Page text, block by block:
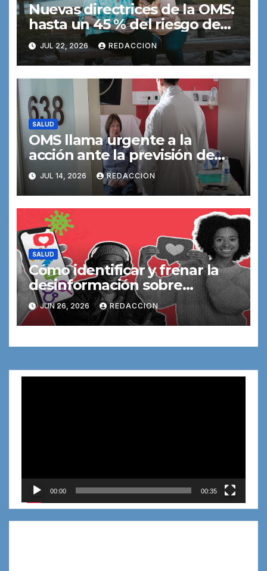
Nuevas directrices de la OMS:
hasta un 45 % del riesgo de
demencia podría prevenirse o
retrasarse
JUL 22, 2026 REDACCION
SALUD
OMS llama urgente a la
acción ante la previsión de
que el número de nuevos
casos de cáncer se duplicará
de aquí a 2050
JUL 14, 2026 REDACCION
SALUD
Cómo identificar y frenar la
desinformación sobre
vacunas: guías de la OPS para
periodistas y creadores de
contenido
JUN 26, 2026 REDACCION
00:00 00:35